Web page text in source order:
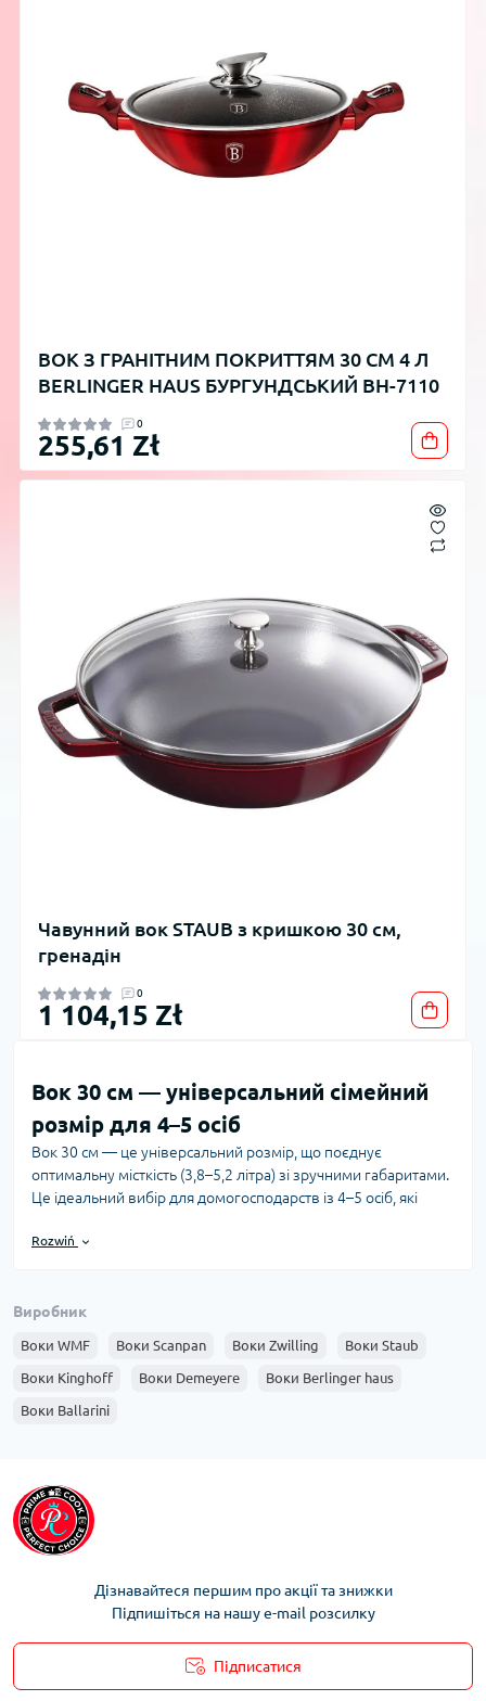
ВОК З ГРАНІТНИМ ПОКРИТТЯМ 30 СМ 4 Л
BERLINGER HAUS БУРГУНДСЬКИЙ BH-7110
0
255,61 Zł
Чавунний вок STAUB з кришкою 30 см,
гренадін
0
1 104,15 Zł
Вок 30 см — універсальний сімейний
розмір для 4–5 осіб
Вок 30 см — це універсальний розмір, що поєднує
оптимальну місткість (3,8–5,2 літра) зі зручними габаритами.
Це ідеальний вибір для домогосподарств із 4–5 осіб, які
Діаметр 30 сантиметрів забезпечує достатньо простору для
об'ємом та маневреністю. Prime Cook пропонує широкий
Вок такого діаметру вирізняється стінками заввишки 9–12
стандартну модель 28 см, але легший за воки розміром 32–
«сімейний» об'єм. Це ідеальне рішення для тих, кому
потрібно більше місця, ніж у воку 28 см, але хто вважає
модель 32 см занадто масивною.
Rozwiń
Виробник
Воки WMF Воки Scanpan Воки Zwilling Воки Staub
Воки Kinghoff Воки Demeyere Воки Berlinger haus
Воки Ballarini
Дізнавайтеся першим про акції та знижки
Підпишіться на нашу e-mail розсилку
Підписатися